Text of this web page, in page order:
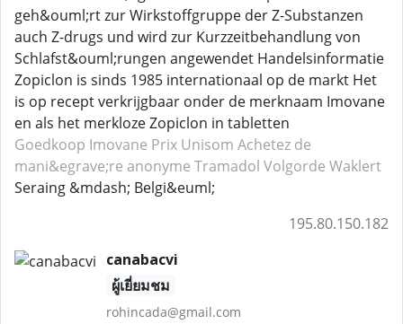
geh&ouml;rt zur Wirkstoffgruppe der Z-Substanzen
auch Z-drugs und wird zur Kurzzeitbehandlung von
Schlafst&ouml;rungen angewendet Handelsinformatie
Zopiclon is sinds 1985 internationaal op de markt Het
is op recept verkrijgbaar onder de merknaam Imovane
en als het merkloze Zopiclon in tabletten
Goedkoop Imovane Prix Unisom Achetez de
mani&egrave;re anonyme Tramadol Volgorde Waklert
Seraing &mdash; Belgi&euml;
195.80.150.182
canabacvi
ผู้เยี่ยมชม
rohincada@gmail.com